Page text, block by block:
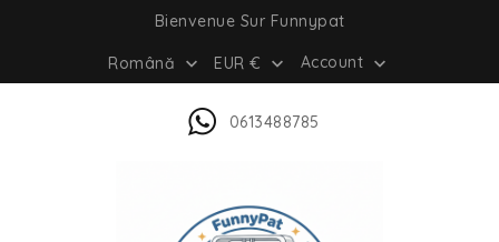
Bienvenue Sur Funnypat
Română  EUR €  Account 
0613488785